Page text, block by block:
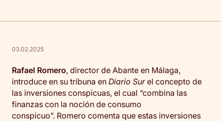
03.02.2025
Rafael Romero, director de Abante en Málaga,
introduce en su tribuna en Diario Surel concepto de
las inversiones conspicuas, el cual “combina las
finanzas con la noción de consumo
conspicuo”. Romero comenta que estas inversiones